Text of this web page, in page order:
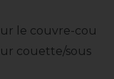
le couvre-cou
couette/sous